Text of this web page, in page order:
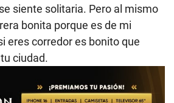
siente solitaria. Pero al mismo
bonita porque es de mi
eres corredor es bonito que
ciudad.